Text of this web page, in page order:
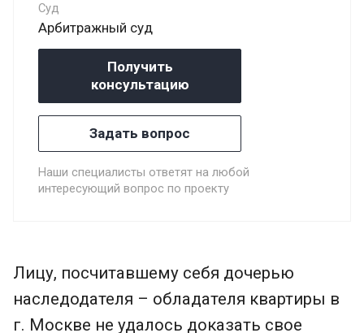
Суд
Арбитражный суд
Получить
консультацию
Задать вопрос
Наши специалисты ответят на любой
интересующий вопрос по проекту
Лицу, посчитавшему себя дочерью
наследодателя – обладателя квартиры в
г. Москве не удалось доказать свое